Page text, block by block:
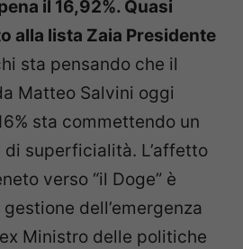
il 16,92%. Quasi
alla lista Zaia Presidente
sta pensando che il
Matteo Salvini oggi
sta commettendo un
superficialità. L’affetto
verso “il Doge” è
dell’emergenza
Ministro delle politiche